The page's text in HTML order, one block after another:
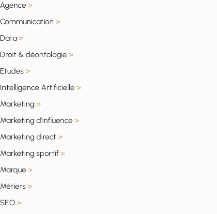
Agence >
Communication >
Data >
Droit & déontologie >
Etudes >
Intelligence Artificielle >
Marketing >
Marketing d'influence >
Marketing direct >
Marketing sportif >
Marque >
Métiers >
SEO >